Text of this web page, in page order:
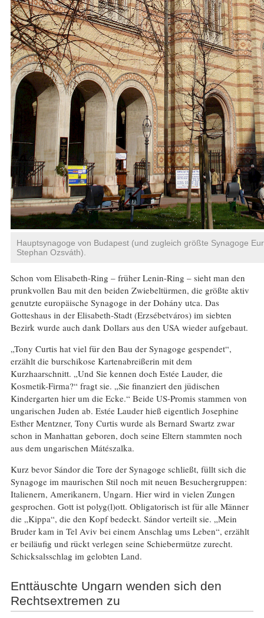
Hauptsynagoge von Budapest (und zugleich größte Synagoge
Stephan Ozsváth).
Schon vom Elisabeth-Ring – früher Lenin-Ring – sieht man den
prunkvollen Bau mit den beiden Zwiebeltürmen, die größte aktiv
genutzte europäische Synagoge in der Dohány utca. Das
Gotteshaus in der Elisabeth-Stadt (Erzsébetváros) im siebten
Bezirk wurde auch dank Dollars aus den USA wieder aufgebaut.
„Tony Curtis hat viel für den Bau der Synagoge gespendet“,
erzählt die burschikose Kartenabreißerin mit dem
Kurzhaarschnitt. „Und Sie kennen doch Estée Lauder, die
Kosmetik-Firma?“ fragt sie. „Sie finanziert den jüdischen
Kindergarten hier um die Ecke.“ Beide US-Promis stammen von
ungarischen Juden ab. Estée Lauder hieß eigentlich Josephine
Esther Mentzner, Tony Curtis wurde als Bernard Swartz zwar
schon in Manhattan geboren, doch seine Eltern stammten noch
aus dem ungarischen Mátészalka.
Kurz bevor Sándor die Tore der Synagoge schließt, füllt sich die
Synagoge im maurischen Stil noch mit neuen Besuchergruppen:
Italienern, Amerikanern, Ungarn. Hier wird in vielen Zungen
gesprochen. Gott ist polyg(l)ott. Obligatorisch ist für alle Männer
die „Kippa“, die den Kopf bedeckt. Sándor verteilt sie. „Mein
Bruder kam in Tel Aviv bei einem Anschlag ums Leben“, erzählt
er beiläufig und rückt verlegen seine Schiebermütze zurecht.
Schicksalsschlag im gelobten Land.
Enttäuschte Ungarn wenden sich den
Rechtsextremen zu